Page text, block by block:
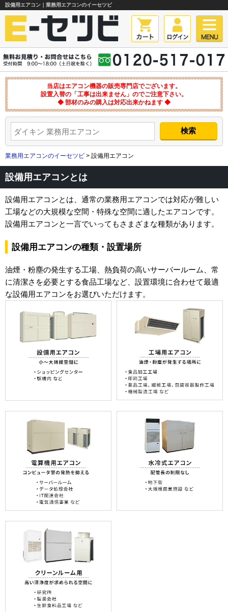
設備用エアコン｜業務用エアコンのイーセツビ
当店はエアコン機器の販売専門店でございます。
設置入替の「工事は出来ません」のでご注意下さい。
◆ 部材のみの購入は対応出来かねます ◆
業務用エアコンのイーセツビ > 設備用エアコン
設備用エアコンとは
設備用エアコンとは、通常の業務用エアコンでは対応が難しい
工場などの大規模な空間・特殊な空間に適したエアコンです。
設備用エアコンと一言でいってもさまざまな種類があります。
設備用エアコンの種類・設置場所
油煙・粉塵の発生する工場、熱負荷の高いサーバールーム、常
に清潔さを必要とする食品工場など、設置環境に合わせて最適
な設備用エアコンをお選びいただけます。